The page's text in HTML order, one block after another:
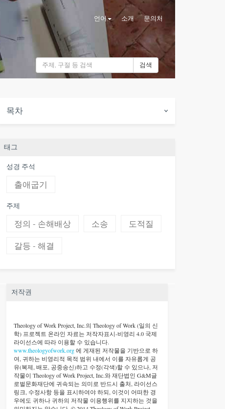
언어 소개 문의처
검색
목차
태그
성경 주석
출애굽기
주제
정의 - 손해배상 소송 도적질
갈등 - 해결
저작권
Theology of Work Project, Inc.의 Theology of Work (일의 신
학) 프로젝트 온라인 자료는 저작자표시-비영리 4.0 국제
라이선스에 따라 이용할 수 있습니다.
www.theologyofwork.org에 게재된 저작물을 기반으로 하
여, 귀하는 비영리적 목적 범위 내에서 이를 자유롭게 공
유(복제, 배포, 공중송신)하고 수정(각색)할 수 있으나, 저
작물이 Theology of Work Project, Inc.와 재단법인 G&M글
로벌문화재단에 귀속되는 의미로 반드시 출처, 라이선스
링크, 수정사항 등을 표시하여야 하되, 이것이 어떠한 경
우에도 귀하나 귀하의 저작물 이용행위를 지지하는 것을